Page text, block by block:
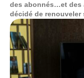
des abonnés…et des
décidé de renouveler